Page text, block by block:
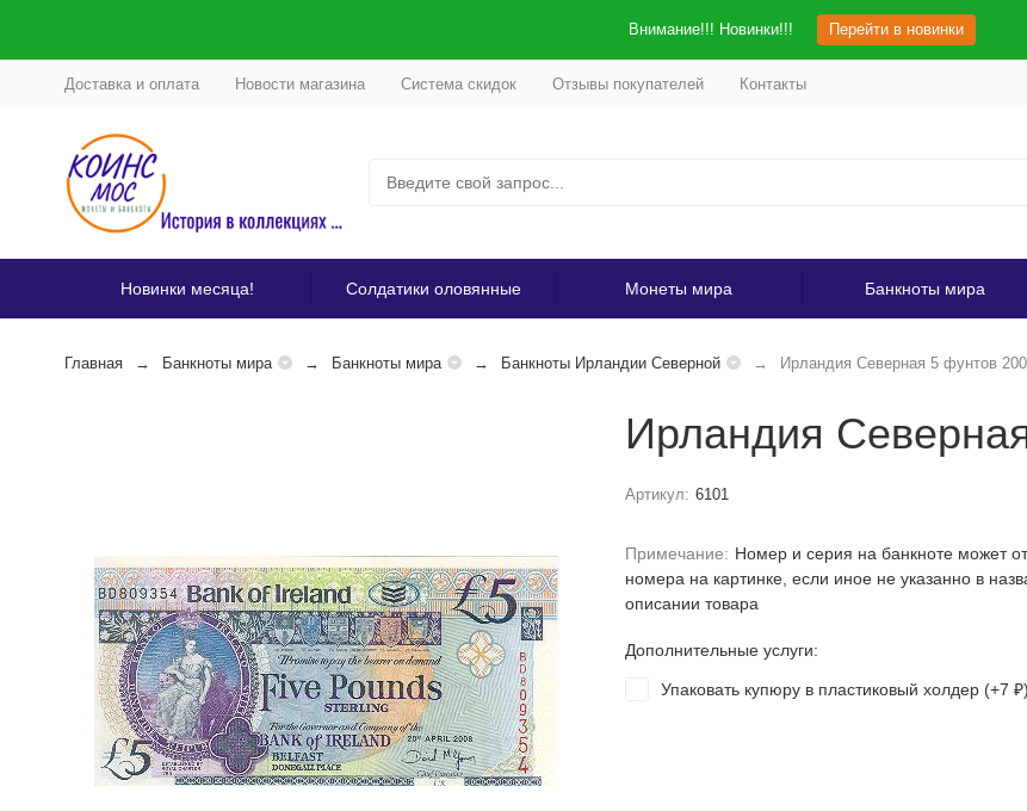
Внимание!!! Новинки!!! Перейти в новинки
Доставка и оплата Новости магазина Система скидок Отзывы покупателей Контакты
Новинки месяца! Солдатики оловянные Монеты мира Банкноты мира
Главная Банкноты мира Банкноты мира Банкноты Ирландии Северной Ирландия Северная 5 фунтов
Ирландия
Артикул: 6101
Примечание: Номер и серия на банкноте может
номера на картинке, если иное не указанно в
описании товара
Дополнительные услуги:
Упаковать купюру в пластиковый холдер (+7 ₽)